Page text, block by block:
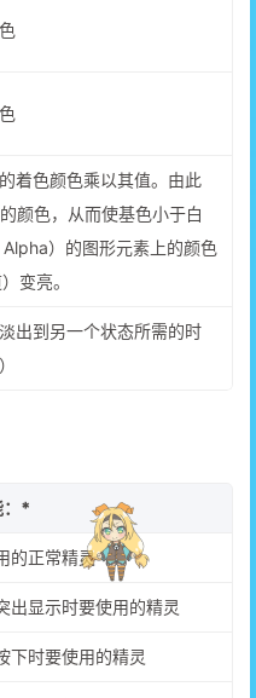
着色颜色乘以其值。由此
颜色，从而使基色小于白
）的图形元素上的颜色
变亮。
出到另一个状态所需的时
：*
的正常精灵
出显示时要使用的精灵
下时要使用的精灵